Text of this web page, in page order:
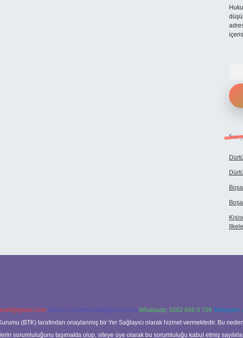
Son
Teams: forumhizmeti@gmail.com Whatsapp: 0262 606 0 726 Telegram:
(BTK) tarafından onaylanmış bir Yer Sağlayıcı olarak hizmet vermektedir. Bu
sorumluluğunu taşımakta olup, siteye üye olarak bu sorumluluğu kabul etmiş